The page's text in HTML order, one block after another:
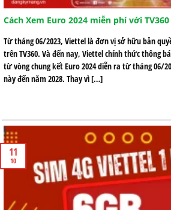
Cách Xem Euro 2024 miễn phí với
Từ tháng 06/2023, Viettel là đơn vị sở hữu bản
trên TV360. Và đến nay, Viettel chính thức thông
từ vòng chung kết Euro 2024 diễn ra từ tháng 06/
này đến năm 2028. Thay vì […]
11
10